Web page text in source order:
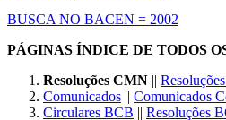
BUSCA NO BACEN = 2002
PÁGINAS ÍNDICE DE TODOS
Resoluções CMN ||
Comunicados || Comunicados
Circulares BCB || Resoluções